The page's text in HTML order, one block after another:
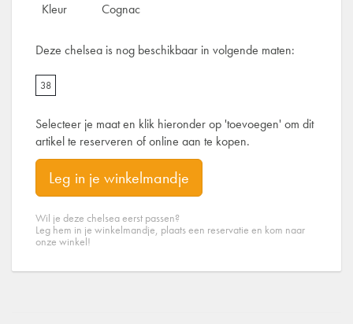
Kleur
Cognac
Deze chelsea is nog beschikbaar in volgende maten:
38
Selecteer je maat en klik hieronder op 'toevoegen' om dit
artikel te reserveren of online aan te kopen.
Leg in je winkelmandje
Wil je deze chelsea eerst passen?
Leg hem in je winkelmandje, plaats een reservatie en kom naar
onze winkel!